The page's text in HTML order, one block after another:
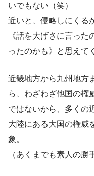
いでもない（笑）
近いと、侵略しにくる
《話を大げさに言っ
ったのかも》と思えて
近畿地方から九州地方
ら、わざわざ他国の権
ではないから、多くの
大陸にある大国の権威
象。
（あくまでも素人の勝